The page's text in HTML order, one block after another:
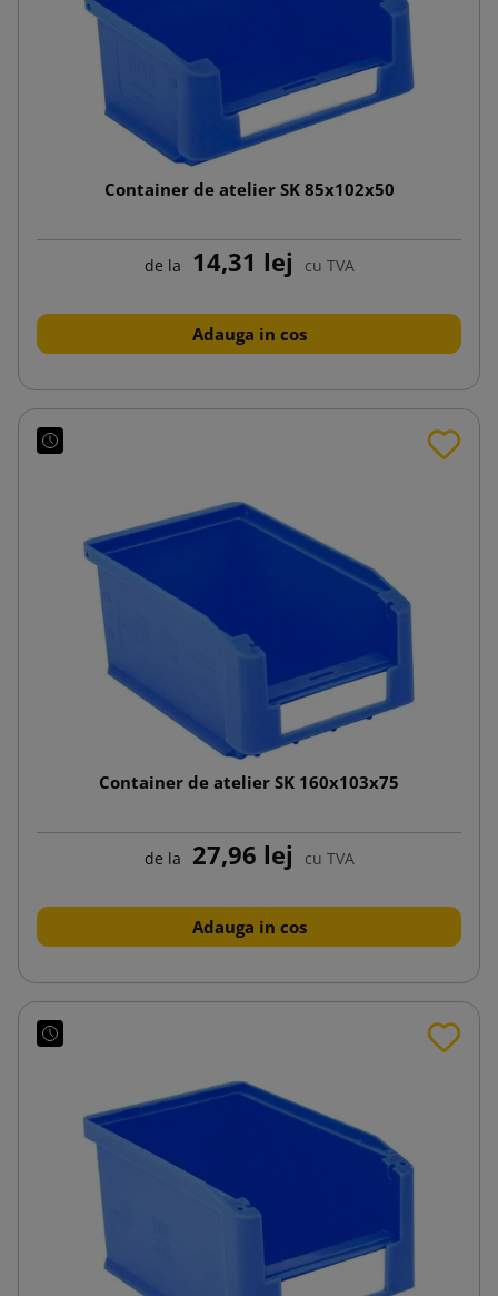
Container de atelier SK 85x102x50
de la 14,31 lej cu TVA
Adauga in cos
Container de atelier SK 160x103x75
de la 27,96 lej cu TVA
Adauga in cos